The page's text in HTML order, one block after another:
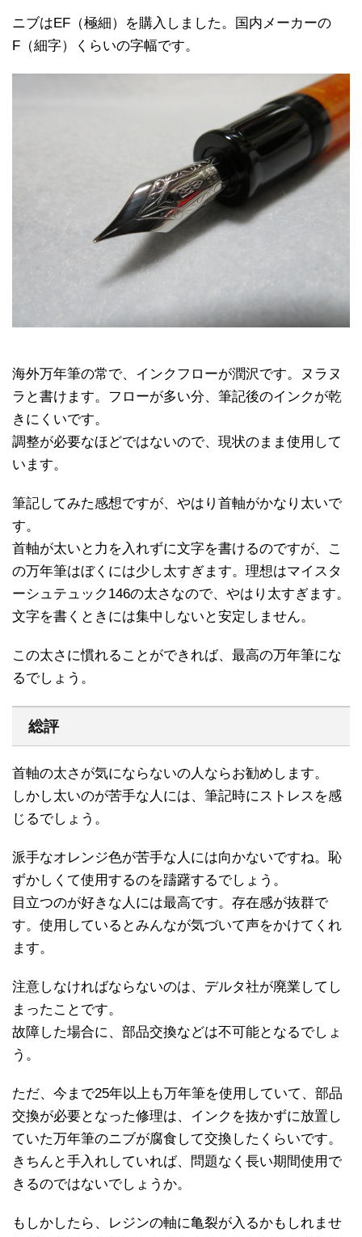
ニブはEF（極細）を購入しました。国内メーカーの
F（細字）くらいの字幅です。
海外万年筆の常で、インクフローが潤沢です。ヌラヌ
ラと書けます。フローが多い分、筆記後のインクが乾
きにくいです。
調整が必要なほどではないので、現状のまま使用して
います。
筆記してみた感想ですが、やはり首軸がかなり太いで
す。
首軸が太いと力を入れずに文字を書けるのですが、こ
の万年筆はぼくには少し太すぎます。理想はマイスタ
ーシュテュック146の太さなので、やはり太すぎます。
文字を書くときには集中しないと安定しません。
この太さに慣れることができれば、最高の万年筆にな
るでしょう。
総評
首軸の太さが気にならないの人ならお勧めします。
しかし太いのが苦手な人には、筆記時にストレスを感
じるでしょう。
派手なオレンジ色が苦手な人には向かないですね。恥
ずかしくて使用するのを躊躇するでしょう。
目立つのが好きな人には最高です。存在感が抜群で
す。使用しているとみんなが気づいて声をかけてくれ
ます。
注意しなければならないのは、デルタ社が廃業してし
まったことです。
故障した場合に、部品交換などは不可能となるでしょ
う。
ただ、今まで25年以上も万年筆を使用していて、部品
交換が必要となった修理は、インクを抜かずに放置し
ていた万年筆のニブが腐食して交換したくらいです。
きちんと手入れしていれば、問題なく長い期間使用で
きるのではないでしょうか。
もしかしたら、レジンの軸に亀裂が入るかもしれませ